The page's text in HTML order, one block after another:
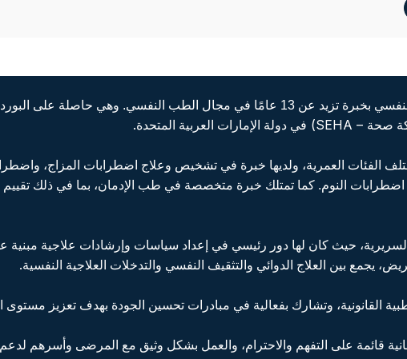
د. ولاء عثمان هي استشاري الطب النفسي بخبرة تزيد عن 13 عامًا في مجال الطب
صحة – SEHA) في دولة الإمارات العربية المتحدة.
الفئات العمرية، ولديها خبرة في تشخيص وعلاج اضطرابات المزاج،
اضطرابات النوم. كما تمتلك خبرة متخصصة في طب الإدمان، بما في ذلك
حيث كان لها دور رئيسي في إعداد سياسات وإرشادات علاجية مبنية
يجمع بين العلاج الدوائي والتثقيف النفسي والتدخلات العلاجية النفسية.
القانونية، وتشارك بفعالية في مبادرات تحسين الجودة بهدف تعزيز مستوى
قائمة على التفهم والاحترام، والعمل بشكل وثيق مع المرضى وأسرهم